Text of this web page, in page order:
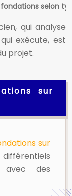
selon
qui analyse
exécute, est
projet.
sur
sur
avec des